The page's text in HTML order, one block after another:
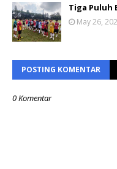
Tiga Puluh
May 26,
POSTING KOMENTAR
0 Komentar